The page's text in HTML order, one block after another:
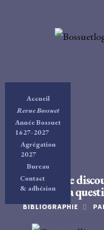
Accueil
Revue Bossuet
Année Bossuet
1627-2027
Agrégation
2027
Bureau
Contact
& adhésion
Le
I. La
BIBLIOGRAPHIE